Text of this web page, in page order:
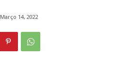
Março 14, 2022